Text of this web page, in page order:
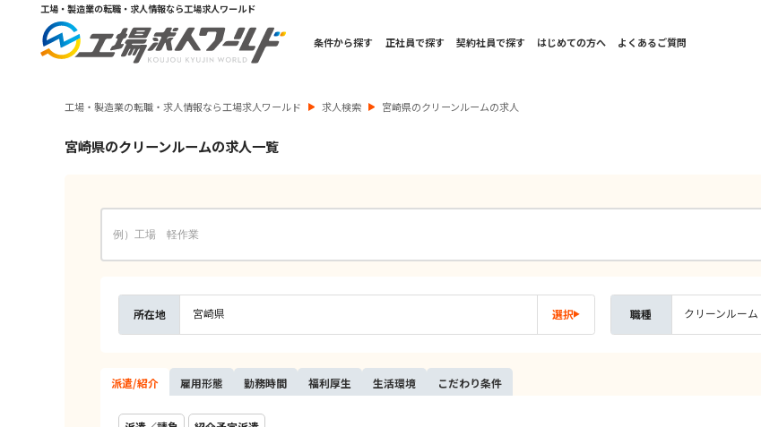
工場・製造業の転職・求人情報なら工場求人ワールド
条件から探す 正社員で探す 契約社員で探す はじめての方へ よくあるご質問
工場・製造業の転職・求人情報なら工場求人ワールド 求人検索 宮崎県のクリーンルームの求人
宮崎県のクリーンルームの求人一覧
所在地 宮崎県 選択 職種 クリーンルーム
派遣/紹介 雇用形態 勤務時間 福利厚生 生活環境 こだわり条件